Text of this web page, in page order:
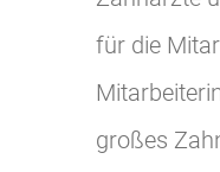
für die
großes